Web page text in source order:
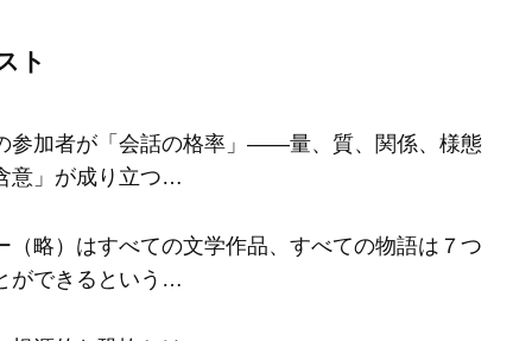
ト
参加者が「会話の格率」――量、質、関係、様態
意」が成り立つ…
（略）はすべての文学作品、すべての物語は７つ
ができるという…